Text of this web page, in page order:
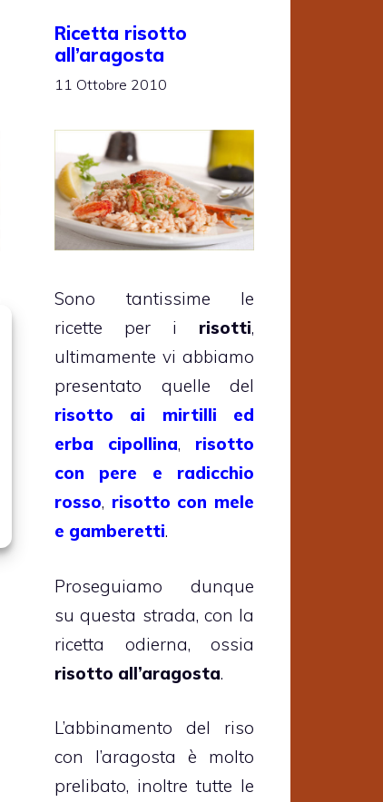
Ricetta risotto
all’aragosta
11 Ottobre 2010
Sono tantissime le
ricette per i risotti,
ultimamente vi abbiamo
presentato quelle del
risotto ai mirtilli ed
erba cipollina, risotto
con pere e radicchio
rosso, risotto con mele
e gamberetti.
Proseguiamo dunque
su questa strada, con la
ricetta odierna, ossia
risotto all’aragosta.
L’abbinamento del riso
con l’aragosta è molto
prelibato, inoltre tutte le